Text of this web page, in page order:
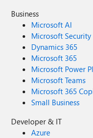
Business
Microsoft AI
Microsoft Security
Dynamics 365
Microsoft 365
Microsoft Power
Microsoft Teams
Microsoft 365
Small Business
Developer & IT
Azure